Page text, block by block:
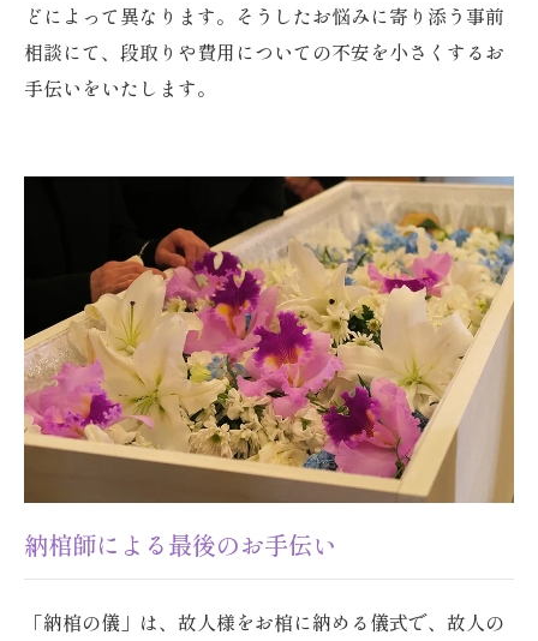
どによって異なります。そうしたお悩みに寄り添う事前
相談にて、段取りや費用についての不安を小さくするお
手伝いをいたします。
納棺師による最後のお手伝い
「納棺の儀」は、故人様をお棺に納める儀式で、故人の